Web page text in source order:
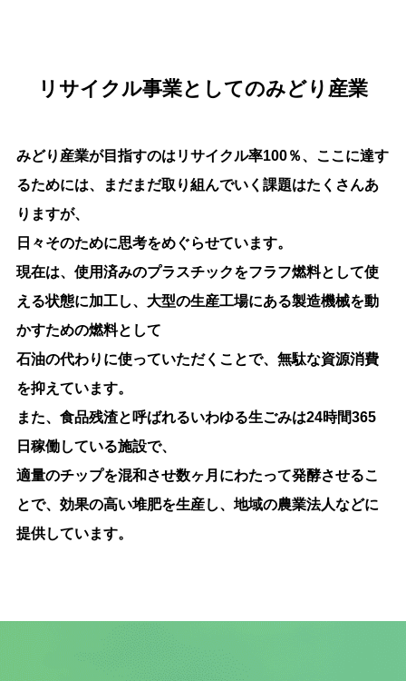
リサイクル事業としてのみどり産業
みどり産業が目指すのはリサイクル率100％、ここに達す
るためには、まだまだ取り組んでいく課題はたくさんあ
りますが、
日々そのために思考をめぐらせています。
現在は、使用済みのプラスチックをフラフ燃料として使
える状態に加工し、大型の生産工場にある製造機械を動
かすための燃料として
石油の代わりに使っていただくことで、無駄な資源消費
を抑えています。
また、食品残渣と呼ばれるいわゆる生ごみは24時間365
日稼働している施設で、
適量のチップを混和させ数ヶ月にわたって発酵させるこ
とで、効果の高い堆肥を生産し、地域の農業法人などに
提供しています。